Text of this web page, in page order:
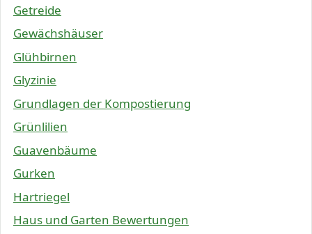
Getreide
Gewächshäuser
Glühbirnen
Glyzinie
Grundlagen der Kompostierung
Grünlilien
Guavenbäume
Gurken
Hartriegel
Haus und Garten Bewertungen